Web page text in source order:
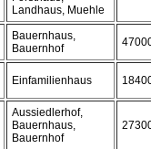
Landhaus, Muehle
Bauernhaus,
Bauernhof
Einfamilienhaus
Aussiedlerhof,
Bauernhaus,
Bauernhof